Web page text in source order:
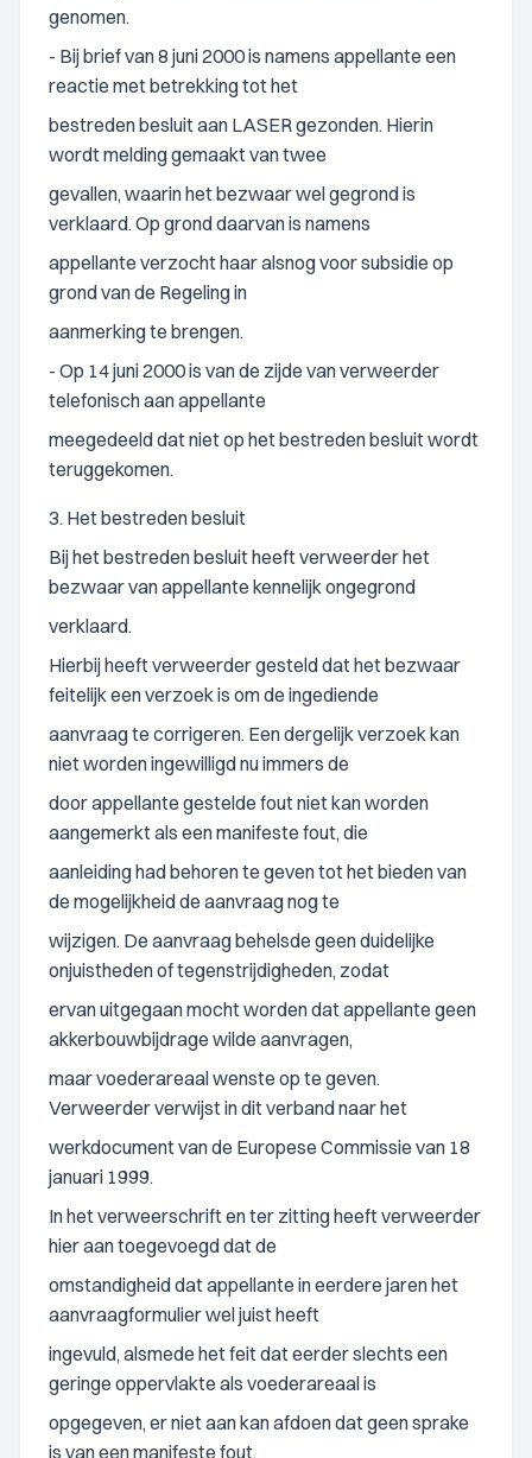
genomen.
- Bij brief van 8 juni 2000 is namens appellante een
reactie met betrekking tot het
bestreden besluit aan LASER gezonden. Hierin
wordt melding gemaakt van twee
gevallen, waarin het bezwaar wel gegrond is
verklaard. Op grond daarvan is namens
appellante verzocht haar alsnog voor subsidie op
grond van de Regeling in
aanmerking te brengen.
- Op 14 juni 2000 is van de zijde van verweerder
telefonisch aan appellante
meegedeeld dat niet op het bestreden besluit wordt
teruggekomen.
3. Het bestreden besluit
Bij het bestreden besluit heeft verweerder het
bezwaar van appellante kennelijk ongegrond
verklaard.
Hierbij heeft verweerder gesteld dat het bezwaar
feitelijk een verzoek is om de ingediende
aanvraag te corrigeren. Een dergelijk verzoek kan
niet worden ingewilligd nu immers de
door appellante gestelde fout niet kan worden
aangemerkt als een manifeste fout, die
aanleiding had behoren te geven tot het bieden van
de mogelijkheid de aanvraag nog te
wijzigen. De aanvraag behelsde geen duidelijke
onjuistheden of tegenstrijdigheden, zodat
ervan uitgegaan mocht worden dat appellante geen
akkerbouwbijdrage wilde aanvragen,
maar voederareaal wenste op te geven.
Verweerder verwijst in dit verband naar het
werkdocument van de Europese Commissie van 18
januari 1999.
In het verweerschrift en ter zitting heeft verweerder
hier aan toegevoegd dat de
omstandigheid dat appellante in eerdere jaren het
aanvraagformulier wel juist heeft
ingevuld, alsmede het feit dat eerder slechts een
geringe oppervlakte als voederareaal is
opgegeven, er niet aan kan afdoen dat geen sprake
is van een manifeste fout.